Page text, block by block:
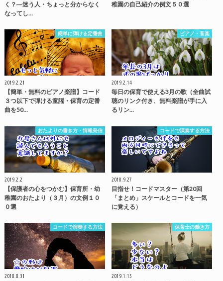
く？―迷う人・ちょっと分からなく
なってし…
稚園の自己紹介の例文５０選
簡単に弾ける定番曲
2019.2.21
【簡単・無料のピアノ楽譜】コード
３つ以下で弾ける童謡・保育の定番
曲を50…
ピアノ・音楽
2019.2.14
毎日の保育で使える3月の歌（全曲試
聴のリンク付き、無料楽譜が手に入
るリン…
おたよりの書き方・情報発信
2019.2.2
【保護者の心をつかむ】保育所・幼
稚園のおたより（３月）の文例１０
０選
コードで演奏する方法
2018.9.27
目指せ！コードマスター（第20回
「まとめ」スケールとコードを一気
に覚える）
コードで演奏する方法
2018.8.31
保育士の働き方
2019.1.15